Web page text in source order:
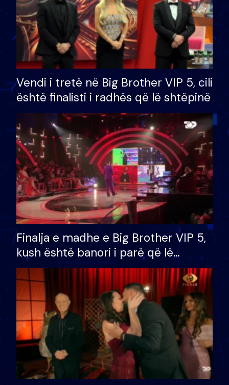
Vendi i tretë në Big Brother VIP 5, cili
është finalisti i radhës që lë shtëpinë
Finalja e madhe e Big Brother VIP 5,
kush është banori i parë që lë
shtëpinë dhe humb mundësinë për
të fituar çmimin e madh